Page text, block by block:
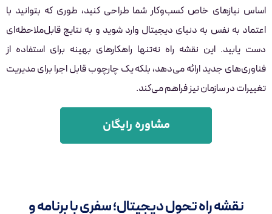
اساس نیازهای خاص کسب‌وکار شما طراحی کنید، طوری که بتوانید با
اعتماد به نفس به دنیای دیجیتال وارد شوید و به نتایج قابل‌ملاحظه‌ای
دست یابید. این نقشه راه نه‌تنها راهکارهای بهینه برای استفاده از
فناوری‌های جدید ارائه می‌دهد، بلکه یک چارچوب قابل اجرا برای مدیریت
تغییرات در سازمان نیز فراهم می‌کند.
مشاوره رایگان
نقشه راه تحول دیجیتال؛ سفری با برنامه و